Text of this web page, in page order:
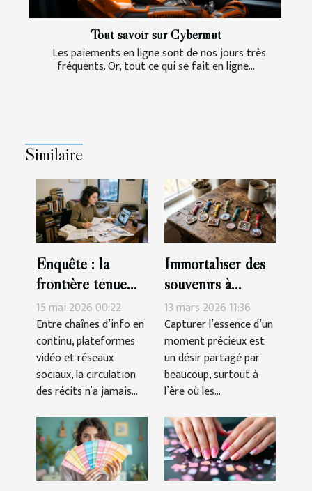
Tout savoir sur Cybermut
Les paiements en ligne sont de nos jours très
fréquents. Or, tout ce qui se fait en ligne...
Similaire
Enquête : la
frontière ténue
entre information,
culture et
manipulation
15 mai 2026 00:22
Entre chaînes d’info en
continu, plateformes
vidéo et réseaux
sociaux, la circulation
des récits n’a jamais...
Immortaliser des
souvenirs à
travers des porte-
clés sur mesure
13 mars 2026 11:36
Capturer l’essence d’un
moment précieux est
un désir partagé par
beaucoup, surtout à
l’ère où les...